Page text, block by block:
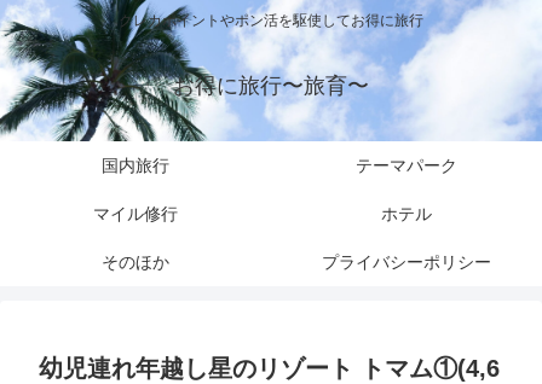
クレカポイントやポン活を駆使してお得に旅行
お得に旅行〜旅育〜
国内旅行 テーマパーク
マイル修行 ホテル
そのほか プライバシーポリシー
幼児連れ年越し星のリゾート トマム①(4,6